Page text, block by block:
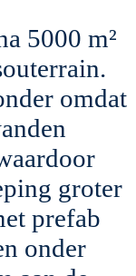
5000 m²
omdat
groter
prefab
onder